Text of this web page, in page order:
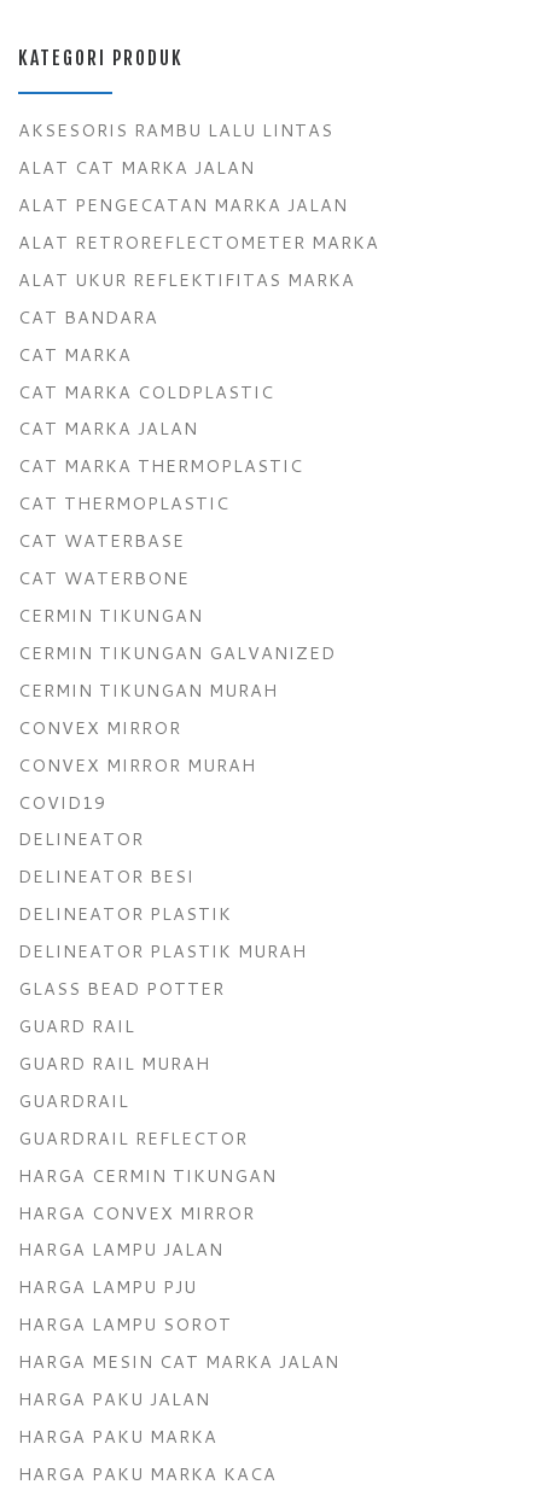
KATEGORI PRODUK
AKSESORIS RAMBU LALU LINTAS
ALAT CAT MARKA JALAN
ALAT PENGECATAN MARKA JALAN
ALAT RETROREFLECTOMETER MARKA
ALAT UKUR REFLEKTIFITAS MARKA
CAT BANDARA
CAT MARKA
CAT MARKA COLDPLASTIC
CAT MARKA JALAN
CAT MARKA THERMOPLASTIC
CAT THERMOPLASTIC
CAT WATERBASE
CAT WATERBONE
CERMIN TIKUNGAN
CERMIN TIKUNGAN GALVANIZED
CERMIN TIKUNGAN MURAH
CONVEX MIRROR
CONVEX MIRROR MURAH
COVID19
DELINEATOR
DELINEATOR BESI
DELINEATOR PLASTIK
DELINEATOR PLASTIK MURAH
GLASS BEAD POTTER
GUARD RAIL
GUARD RAIL MURAH
GUARDRAIL
GUARDRAIL REFLECTOR
HARGA CERMIN TIKUNGAN
HARGA CONVEX MIRROR
HARGA LAMPU JALAN
HARGA LAMPU PJU
HARGA LAMPU SOROT
HARGA MESIN CAT MARKA JALAN
HARGA PAKU JALAN
HARGA PAKU MARKA
HARGA PAKU MARKA KACA